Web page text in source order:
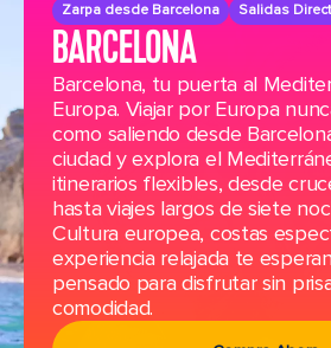
Zarpa desde Barcelona Salidas
BARCELONA
Barcelona, tu puerta al
Europa. Viajar por Europa
como saliendo desde
ciudad y explora el
itinerarios flexibles, desde
hasta viajes largos de siete
Cultura europea, costas
experiencia relajada te
pensado para disfrutar sin
comodidad.